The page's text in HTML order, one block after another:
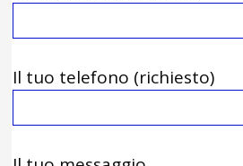
Il tuo telefono (richiesto)